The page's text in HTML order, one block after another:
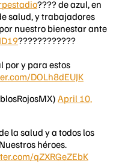
????️ de azul, en
salud, y trabajadores
nuestro bienestar ante
????????????
por y para estos
DOLh8dEUJK
April 10,
la salud y a todos los
héroes.
qZXRGeZEbK